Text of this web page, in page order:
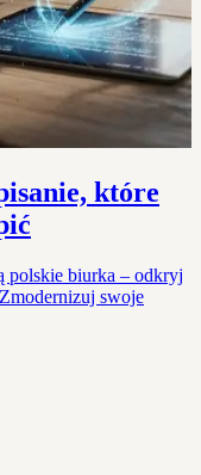
które
polskie biurka – odkryj
swoje